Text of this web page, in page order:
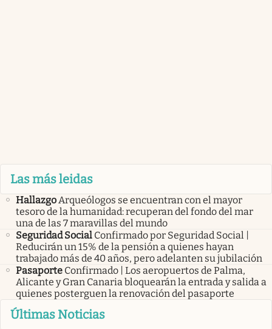
Las más leidas
HallazgoArqueólogos se encuentran con el mayor
tesoro de la humanidad: recuperan del fondo del mar
una de las 7 maravillas del mundo
Seguridad Social Confirmado por Seguridad Social |
Reducirán un 15% de la pensión a quienes hayan
trabajado más de 40 años, pero adelanten su jubilación
Pasaporte Confirmado | Los aeropuertos de Palma,
Alicante y Gran Canaria bloquearán la entrada y salida a
quienes posterguen la renovación del pasaporte
Últimas Noticias